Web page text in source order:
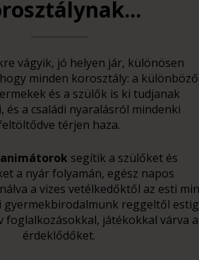
vágyik, jó helyen jár, különösen
minden korosztály: a különböző
és a szülők is ki tudjanak
és a családi nyaralásról mindenki
térjen haza.
segítik a szülőket és
a nyár folyamán, egész napos
a vizes vetélkedőktől az esti
gyermekbirodalmunk reggeltől estig
foglalkozásokkal, játékokkal várva
érdeklődőket.